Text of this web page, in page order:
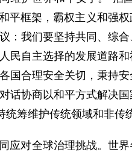
平框架，霸权主义和强
：我们要坚持共同、综
民自主选择的发展道路
国合理安全关切，秉持
话协商以和平方式解决
统筹维护传统领域和非
对全球治理挑战。世界